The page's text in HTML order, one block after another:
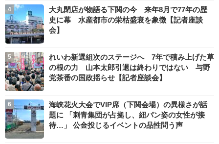
大丸閉店が物語る下関の今 来年8月で77年の歴
史に幕 水産都市の栄枯盛衰を象徴【記者座談
会】
れいわ新選組次のステージへ 7年で積み上げた草
の根の力 山本太郎引退は終わりではない 与野
党茶番の国政揺らせ【記者座談会】
海峡花火大会でVIP席（下関会場）の異様さが話
題に 「刺青集団が占拠し、紐パン姿の女性が接
待…」 公金投じるイベントの品性問う声